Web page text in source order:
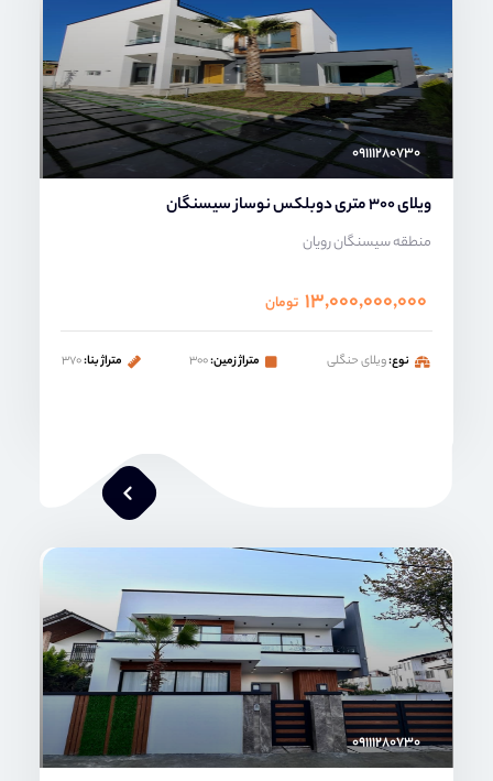
۰۹۱۱۱۲۸۰۷۳۰
ویلای 300 متری دوبلکس نوساز سیسنگان
منطقه سیسنگان رویان
۱۳,۰۰۰,۰۰۰,۰۰۰ تومان
نوع:ویلای حنگلی متراژ زمین:۳۰۰ متراژ بنا:۳۷۰
محمد صنعتی
۰۹۱۱۱۲۸۰۷۳۰